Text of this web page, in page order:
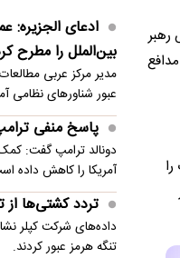
رهبر
باد و گردوخاک
مازندران مواج است
درخواست
نکنید
تماس رودری با
بارسلونا است
ادعای الجزیره:
بین‌الملل را مطرح
مدیر مرکز عربی
عبور شناورهای نظامی
پاسخ منفی
دونالد ترامپ گفت:
آمریکا را کاهش داده
تردد کشتی‌ها از
داده‌های شرکت کپلر
تنگه هرمز عبور کردند.